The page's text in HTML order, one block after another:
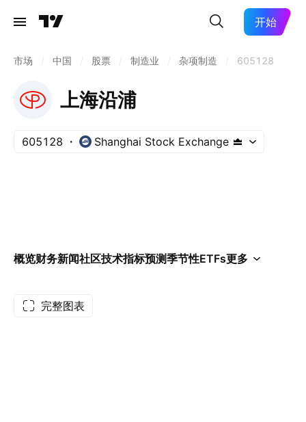
开始
市场 中国 股票 制造业 杂项制造 605128
上海沿浦
605128 Shanghai Stock Exchange
概览财务新闻社区技术指标预测季节性ETFs更多
完整图表